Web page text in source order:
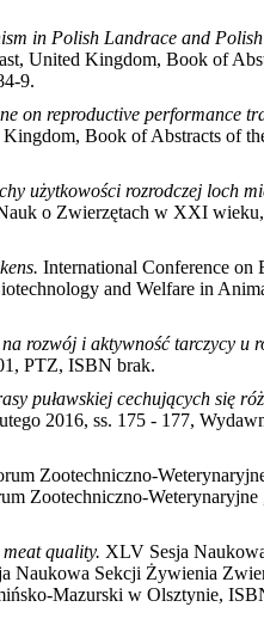
in Polish Landrace and
United Kingdom, Book of
9.
on reproductive performance
Book of Abstracts of
użytkowości rozrodczej loch
o Zwierzętach w XXI
International Conference on
and Welfare in
rozwój i aktywność tarczycy u
PTZ, ISBN brak.
puławskiej cechujących się
2016, ss. 175 - 177,
Zootechniczno-
Zootechniczno-Weterynaryjne
quality. XLV Sesja
Naukowa Sekcji Żywienia
Mazurski w Olsztynie,